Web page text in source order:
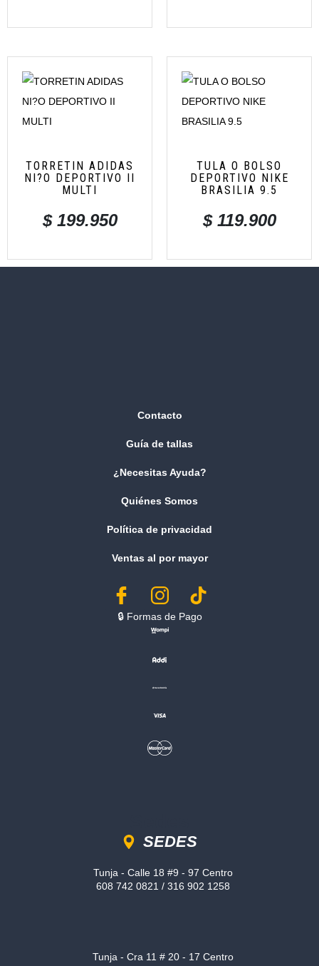
TORRETIN ADIDAS
NI?O DEPORTIVO II
MULTI
$199.950
TULA O BOLSO
DEPORTIVO NIKE
BRASILIA 9.5
$119.900
Contacto
Guía de tallas
¿Necesitas Ayuda?
Quiénes Somos
Política de privacidad
Ventas al por mayor
🔒︎ Formas de Pago
SEDES
Tunja - Calle 18 #9 - 97 Centro
608 742 0821 / 316 902 1258
Tunja - Cra 11 # 20 - 17 Centro